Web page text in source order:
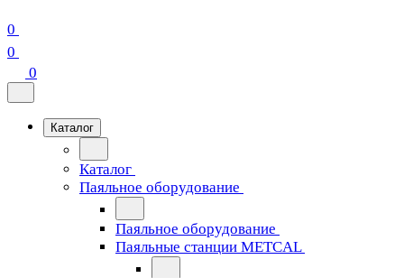
0
0
0
Каталог
Каталог
Паяльное оборудование
Паяльное оборудование
Паяльные станции METCAL